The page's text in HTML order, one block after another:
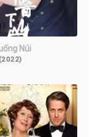
Núi